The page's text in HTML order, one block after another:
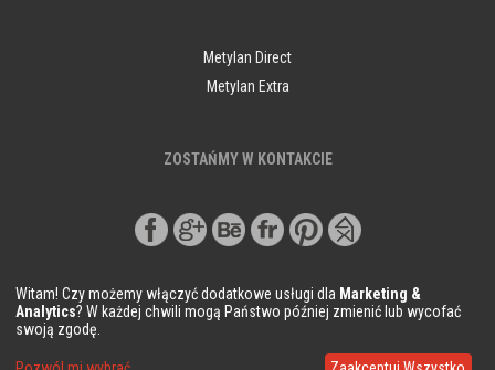
Metylan Direct
Metylan Extra
ZOSTAŃMY W KONTAKCIE
Witam! Czy możemy włączyć dodatkowe usługi dla Marketing &
Analytics? W każdej chwili mogą Państwo później zmienić lub wycofać
swoją zgodę.